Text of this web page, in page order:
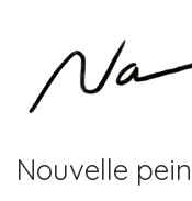
Nouvelle